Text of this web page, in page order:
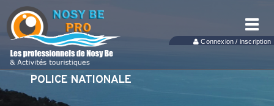
Connexion / inscription
POLICE NATIONALE